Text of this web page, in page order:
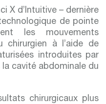
X d’Intuitive – dernière
de pointe
les mouvements
chirurgien à l’aide de
introduites par
cavité abdominale du
chirurgicaux plus